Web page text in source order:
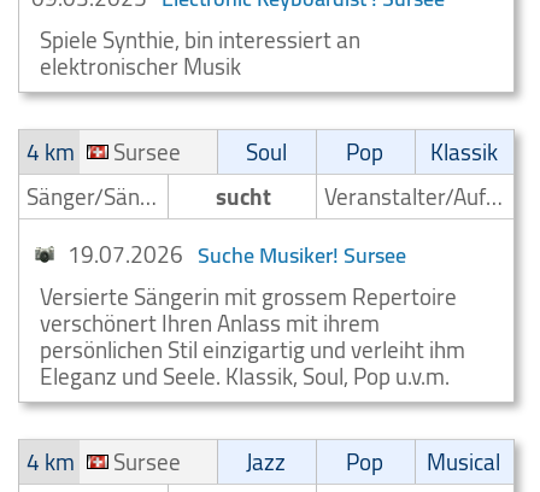
Spiele Synthie, bin interessiert an
elektronischer Musik
4 km
Sursee Soul Pop
Klassik
Sänger/Sängerin
sucht
Veranstalter/Auftrittsmoeglichkeit
19.07.2026 Suche Musiker! Sursee
Versierte Sängerin mit grossem Repertoire
verschönert Ihren Anlass mit ihrem
persönlichen Stil einzigartig und verleiht ihm
Eleganz und Seele. Klassik, Soul, Pop u.v.m.
4 km
Sursee Jazz Pop
Musical